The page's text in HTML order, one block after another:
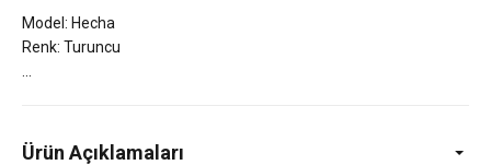
Model: Hecha
Renk: Turuncu
Ürün Açıklamaları